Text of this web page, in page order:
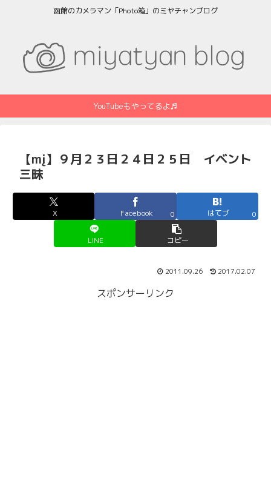
函館のカメラマン「Photo箱」のミヤチャンブログ
YouTubeもやってるよ♬
【mį】９月２３日２４日２５日 イベント
三昧
X Facebook 0 はてブ 0
LINE コピー
2011.09.26 2017.02.07
スポンサーリンク